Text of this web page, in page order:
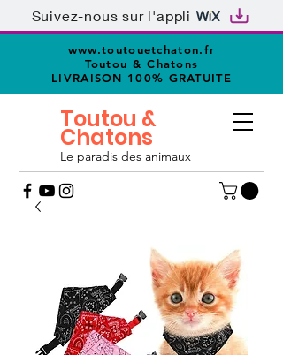
Suivez-nous sur l'appli
www.toutouetchaton.fr
Toutou & Chatons
LIVRAISON 100% GRATUITE
Le paradis des animaux
Toutou &
Chatons